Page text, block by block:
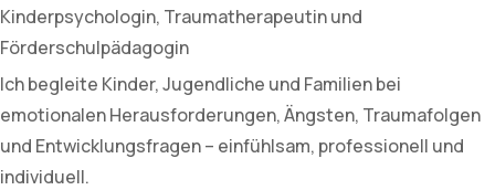
Kinderpsychologin, Traumatherapeutin und
Förderschulpädagogin
Ich begleite Kinder, Jugendliche und Familien bei
emotionalen Herausforderungen, Ängsten, Traumafolgen
und Entwicklungsfragen – einfühlsam, professionell und
individuell.